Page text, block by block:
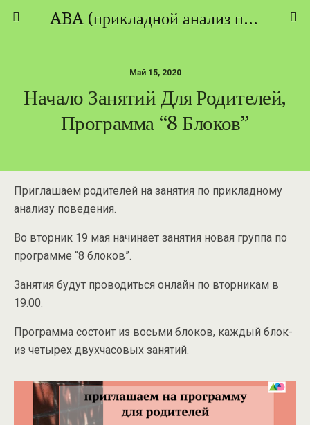
ABA (прикладной анализ поведения) - ТЕОРИЯ И ПРАКТИКА
Май 15, 2020
Начало Занятий Для Родителей,
Программа “8 Блоков”
Приглашаем родителей на занятия по прикладному
анализу поведения.
Во вторник 19 мая начинает занятия новая группа по
программе “8 блоков”.
Занятия будут проводиться онлайн по вторникам в
19.00.
Программа состоит из восьми блоков, каждый блок-
из четырех двухчасовых занятий.